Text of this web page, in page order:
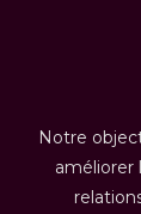
Notre
améliorer